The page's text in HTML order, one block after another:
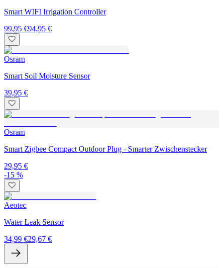
Smart WIFI Irrigation Controller
99,95 €94,95 €
Osram
Smart Soil Moisture Sensor
39,95 €
Osram
Smart Zigbee Compact Outdoor Plug - Smarter Zwischenstecker
29,95 €
-15 %
Aeotec
Water Leak Sensor
34,99 €29,67 €